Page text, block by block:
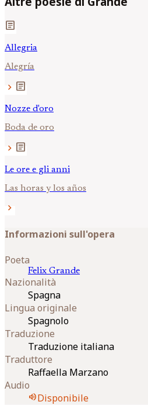
article
Allegria
Alegría
chevron_right article
Nozze d'oro
Boda de oro
chevron_right article
Le ore e gli anni
Las horas y los años
chevron_right
Informazioni sull'opera
Poeta
Felix Grande
Nazionalità
Spagna
Lingua originale
Spagnolo
Traduzione
Traduzione italiana
Traduttore
Raffaella Marzano
Audio
volume_upDisponibile